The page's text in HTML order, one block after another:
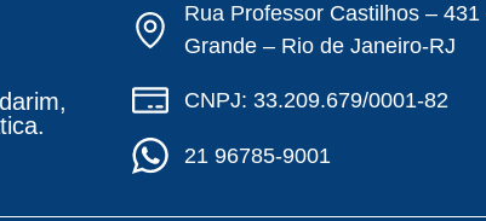
Rua Professor Castilhos –
Grande – Rio de Janeiro-RJ
CNPJ: 33.209.679/0001-82
21 96785-9001